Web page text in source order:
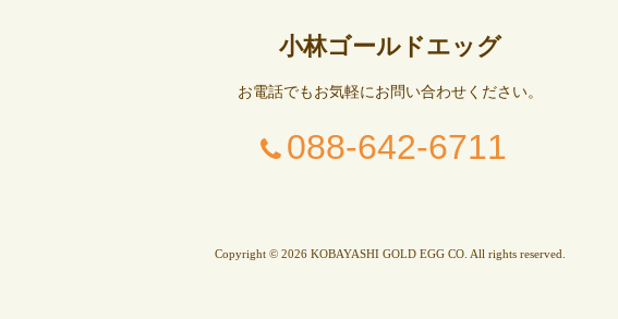
小林ゴールドエッグ
お電話でもお気軽にお問い合わせください。
088-642-6711
Copyright © 2026 KOBAYASHI GOLD EGG CO. All rights reserved.